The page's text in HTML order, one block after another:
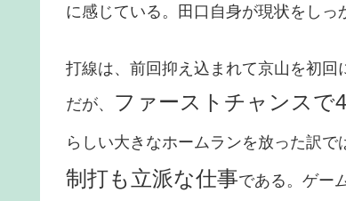
に感じている。田口自身が現状をしっ
打線は、前回抑え込まれて京山を初
だが、 ファーストチャンスで
らしい大きなホームランを放った訳で
制打も立派な仕事である。ゲー